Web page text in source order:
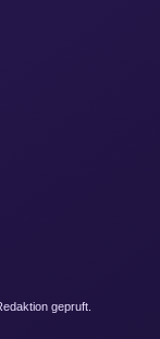
gepruft.